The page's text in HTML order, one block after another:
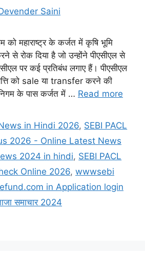
Saini
को महाराष्ट्र के कर्जत में कृषि भूमि
से रोक दिया है जो उन्होंने पीएसीएल से
पर कई प्रतिबंध लगाए हैं। पीएसीएल
को sale या transfer करने की
के पास कर्जत में … Read more
in Hindi 2026, SEBI PACL
2026 - Online Latest News
2024 in hindi, SEBI PACL
Online 2026, wwwsebi
in Application login
समाचार 2024